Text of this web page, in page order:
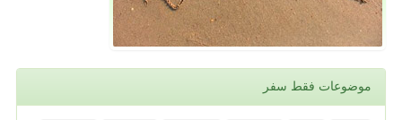
موضوعات فقط سفر